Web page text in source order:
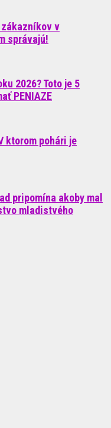
v
správajú!
2026? Toto je 5
PENIAZE
ktorom pohári je
pripomína akoby mal
mladistvého